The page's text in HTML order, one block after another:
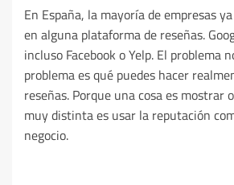
En España, la mayoría de empresas
en alguna plataforma de reseñas.
incluso Facebook o Yelp. El problema
problema es qué puedes hacer
reseñas. Porque una cosa es mostrar
muy distinta es usar la reputación
negocio.